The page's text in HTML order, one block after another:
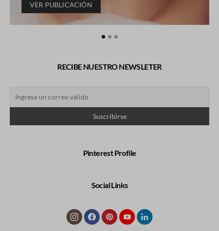
VER PUBLICACIÓN
RECIBE NUESTRO NEWSLETER
Pinterest Profile
Social Links